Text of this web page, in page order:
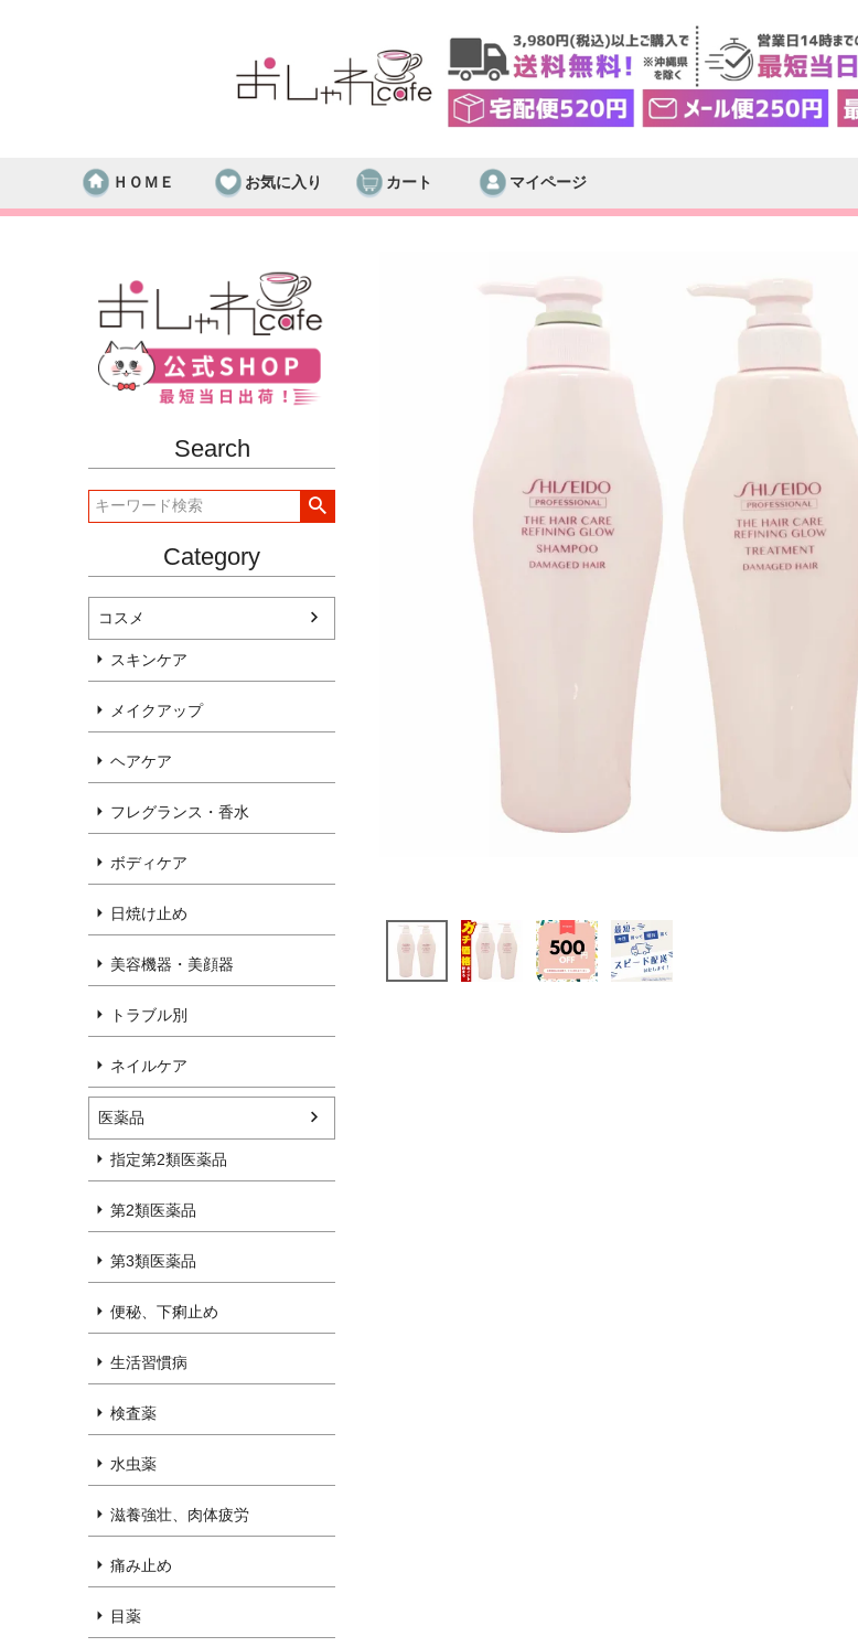
ＨＯＭＥ お気に入り カート マイページ
Search
Category
コスメ
スキンケア
メイクアップ
ヘアケア
フレグランス・香水
ボディケア
日焼け止め
美容機器・美顔器
トラブル別
ネイルケア
医薬品
指定第2類医薬品
第2類医薬品
第3類医薬品
便秘、下痢止め
生活習慣病
検査薬
水虫薬
滋養強壮、肉体疲労
痛み止め
目薬